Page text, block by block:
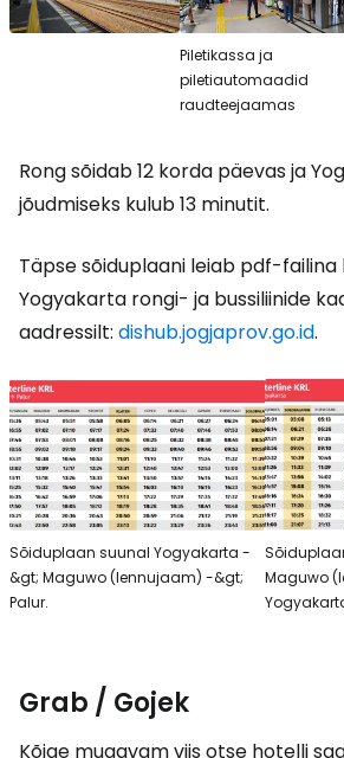
Piletikassa ja
piletiautomaadid
raudteejaamas
Rong sõidab 12 korda päevas ja
jõudmiseks kulub 13 minutit.
Täpse sõiduplaani leiab pdf-failina
Yogyakarta rongi- ja bussiliinide
aadressilt: dishub.jogjaprov.go.id.
Sõiduplaan suunal Yogyakarta -
&gt; Maguwo (lennujaam) -&gt;
Palur.
Maguwo
Grab / Gojek
Kõige mugavam viis otse hotelli